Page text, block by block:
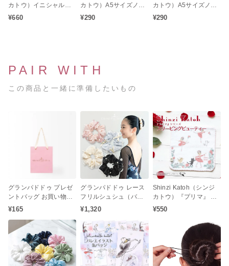
カトウ）イニシャル
『C』刺繍入り バレエ
¥660
カトウ）A5サイズノー
ト バレエシリーズ アラ
¥290
カトウ）A5サイズノー
ト バレエシリーズ レヴ
¥290
PAIR WITH
この商品と一緒に準備したいもの
グランパドドゥ プレゼ
ントバッグ お買い物袋
（小） プレゼント手提
押し袋
¥165
グランパドドゥ レース
フリルシュシュ（バレ
エ 子供 キッズ ジュニア
クセサリー 発表会 レッ
スン リボン パール）
¥1,320
Shinzi Katoh（シンジ
カトウ）『プリマ』 シ
リーズ スリーピングビ
フ バレエ柄 プレゼント
¥550